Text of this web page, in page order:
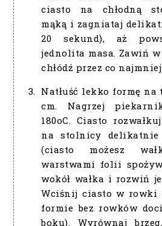
ciasto na chłodną
mąką i zagniataj
20 sekund), aż
jednolita masa. Zawiń
chłódź przez co
Natłuść lekko formę na
cm. Nagrzej
180oC. Ciasto
na stolnicy delikatnie
(ciasto możesz
warstwami folii
wokół wałka i rozwiń
Wciśnij ciasto w rowki
formie bez rowków
boku). Wyrównaj